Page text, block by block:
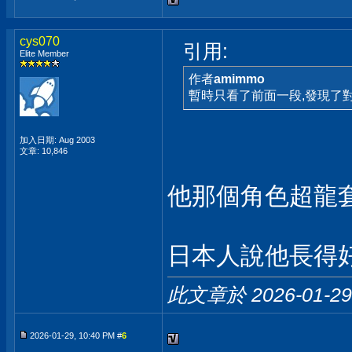
cys070
Elite Member
加入日期: Aug 2003
文章: 10,846
引用:
作者amimmo
暫時只看了前面一段,發現了
他那個角色超龍
日本人說他長得
此文章於 2026-01-
2026-01-29, 10:40 PM #6